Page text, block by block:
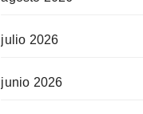
julio 2026
junio 2026